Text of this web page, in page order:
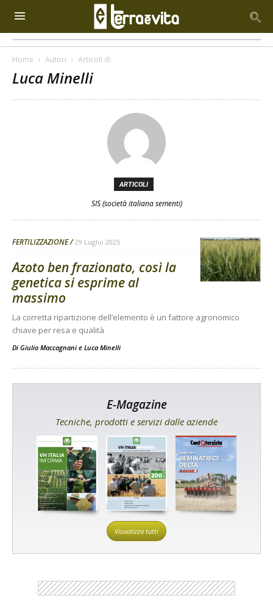
Home Autori Articoli di
Luca Minelli
ARTICOLI
SIS (società italiana sementi)
FERTILIZZAZIONE 29 Luglio 2025
Azoto ben frazionato, così la
genetica si esprime al
massimo
La corretta ripartizione dell’elemento è un fattore agronomico
chiave per resa e qualità
Di Giulio Maccagnani e Luca Minelli
E-Magazine
Tecniche, prodotti e servizi dalle aziende
Visualizza tutti